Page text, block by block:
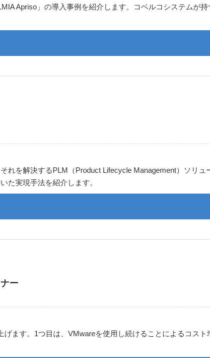
Apriso」の導入事例を紹介します。コベルコシステムが
を解決するPLM（Product Lifecycle Management）ソリ
た実現手法を紹介します。
ー
ます。1つ目は、VMwareを使用し続けることによるコス